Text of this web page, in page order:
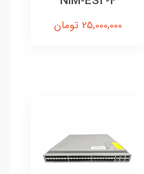
25,000,000 تومان